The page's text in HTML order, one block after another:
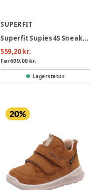
SUPERFIT
Superfit Supies 4S Sneaker - Leopard
559,20 kr.
Før699,00 kr.
Lagerstatus